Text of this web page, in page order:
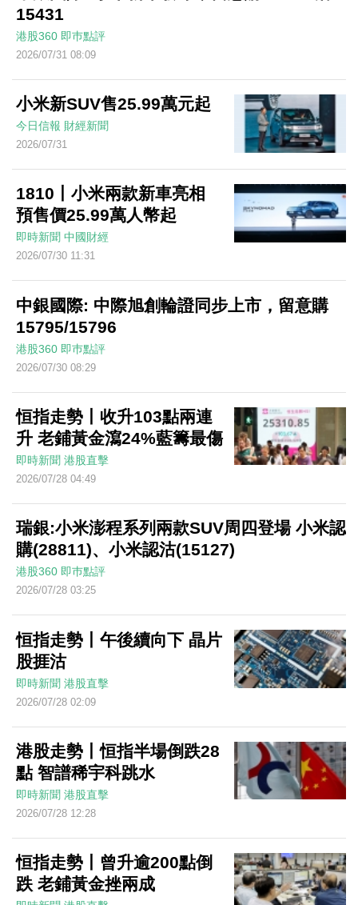
15431
港股360 即巿點評
2026/07/31 08:09
小米新SUV售25.99萬元起
今日信報 財經新聞
2026/07/31
1810丨小米兩款新車亮相
預售價25.99萬人幣起
即時新聞 中國財經
2026/07/30 11:31
中銀國際: 中際旭創輪證同步上市，留意購
15795/15796
港股360 即巿點評
2026/07/30 08:29
恒指走勢丨收升103點兩連
升 老鋪黃金瀉24%藍籌最傷
即時新聞 港股直擊
2026/07/28 04:49
瑞銀:小米澎程系列兩款SUV周四登場 小米認
購(28811)、小米認沽(15127)
港股360 即巿點評
2026/07/28 03:25
恒指走勢丨午後續向下 晶片
股捱沽
即時新聞 港股直擊
2026/07/28 02:09
港股走勢丨恒指半場倒跌28
點 智譜稀宇科跳水
即時新聞 港股直擊
2026/07/28 12:28
恒指走勢丨曾升逾200點倒
跌 老鋪黃金挫兩成